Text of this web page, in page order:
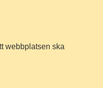
webbplatsen ska